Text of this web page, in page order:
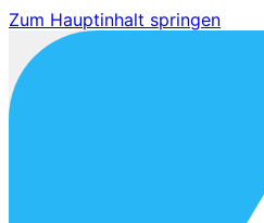
Zum Hauptinhalt springen